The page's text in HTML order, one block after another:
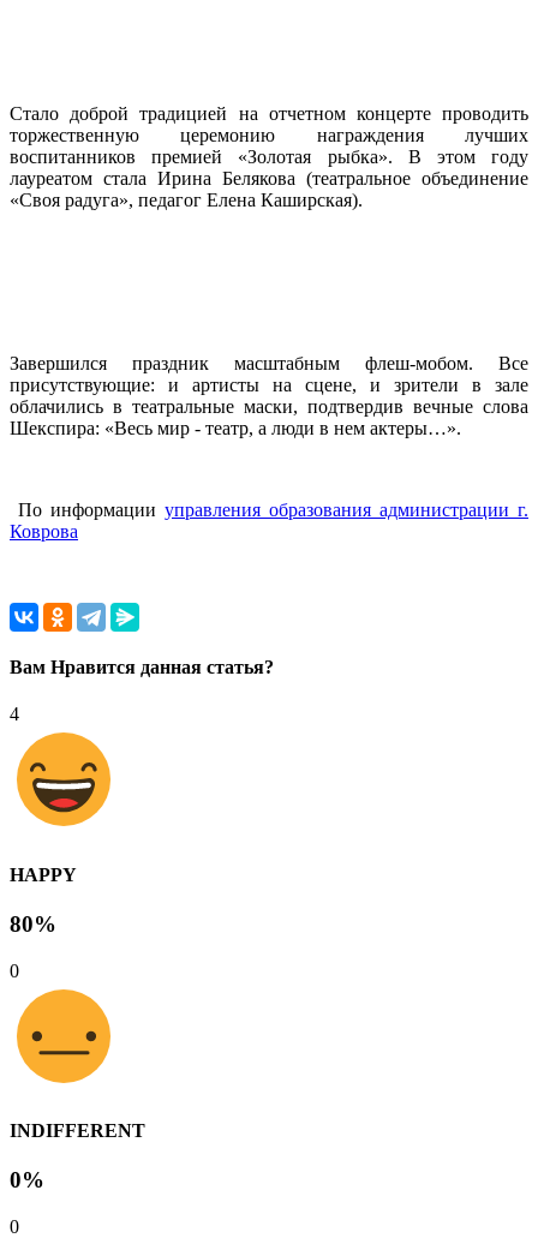
Стало доброй традицией на отчетном концерте проводить
торжественную церемонию награждения лучших
воспитанников премией «Золотая рыбка». В этом году
лауреатом стала Ирина Белякова (театральное объединение
«Своя радуга», педагог Елена Каширская).
Завершился праздник масштабным флеш-мобом. Все
присутствующие: и артисты на сцене, и зрители в зале
облачились в театральные маски, подтвердив вечные слова
Шекспира: «Весь мир - театр, а люди в нем актеры…».
По информации управления образования администрации г.
Коврова
Вам Нравится данная статья?
4
HAPPY
80%
0
INDIFFERENT
0%
0